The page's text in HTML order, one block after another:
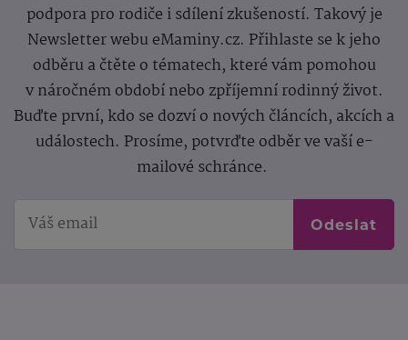
podpora pro rodiče i sdílení zkušeností. Takový je
Newsletter webu eMaminy.cz. Přihlaste se k jeho
odběru a čtěte o tématech, které vám pomohou
v náročném období nebo zpříjemní rodinný život.
Buďte první, kdo se dozví o nových článcích, akcích a
událostech. Prosíme, potvrďte odběr ve vaší e-
mailové schránce.
Odeslat